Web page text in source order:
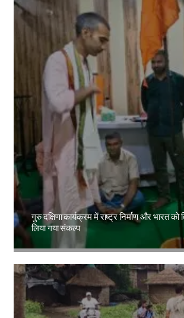
गुरु दक्षिणा कार्यक्रम में राष्ट्र निर्माण और भारत को
लिया गया संकल्प